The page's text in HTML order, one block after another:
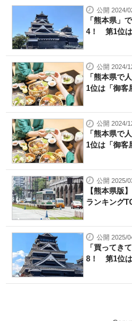
公開 2024/
「熊本県」
4！ 第1位は
公開 2024/
「熊本県で
1位は「御客
公開 2024/
「熊本県で
1位は「御客
公開 2025/
【熊本県版
ランキング
公開 2025/
「買ってき
8！ 第1位は